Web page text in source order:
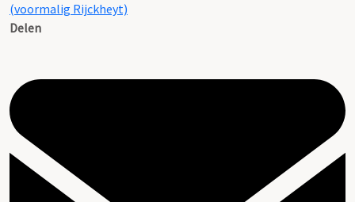
(voormalig Rijckheyt)
Delen